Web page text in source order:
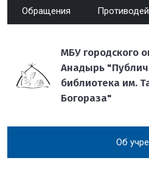
Обращения
МБУ городского
Анадырь
библиотека им.
Богораза"
Об